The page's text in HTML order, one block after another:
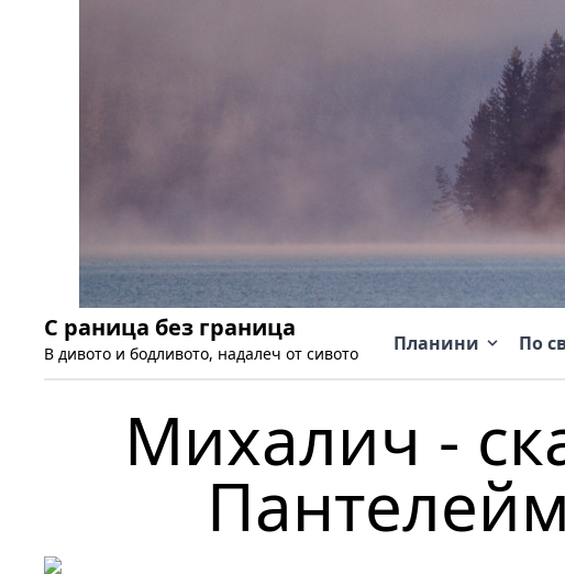
С раница без граница
В дивото и бодливото, надалеч от сивото Планини По
Михалич -